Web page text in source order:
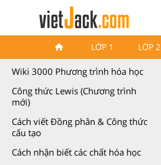
LỚP 1 LỚP 2
Wiki 3000 Phương trình hóa
Wiki 3000 Phương trình hóa học
Công thức Lewis (Chương trình
mới)
Cách viết Đồng phân & Công thức
cấu tạo
Cách nhận biết các chất hóa học